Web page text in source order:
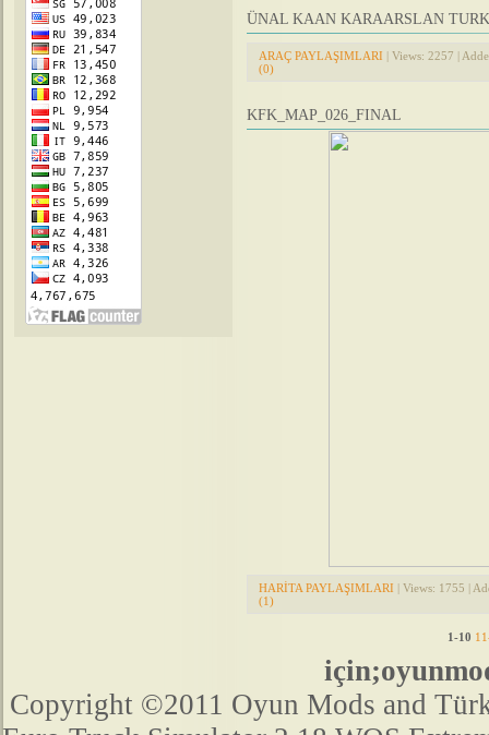
ÜNAL KAAN KARAARSLAN
ARAÇ PAYLAŞIMLARI | Views: 2257 |
(0)
KFK_MAP_026_FINAL
HARİTA PAYLAŞIMLARI | Views: 1755 |
(1)
1-10
Copyright ©2011 Oyun Mods and